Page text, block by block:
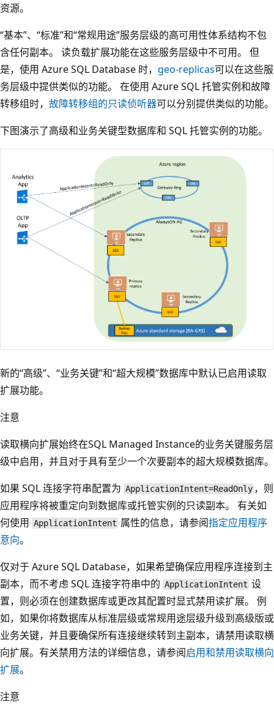
资源。
“基本”、“标准”和“常规用途”服务层级的高可用性体系结构不包
含任何副本。 读负载扩展功能在这些服务层级中不可用。 但
是，使用 Azure SQL Database 时， geo-replicas可以在这些服
务层级中提供类似的功能。 在使用 Azure SQL 托管实例和故障
转移组时， 故障转移组的只读侦听器可以分别提供类似的功能。
下图演示了高级和业务关键型数据库和 SQL 托管实例的功能。
新的“高级”、“业务关键”和“超大规模”数据库中默认已启用读取
扩展功能。
注意
读取横向扩展始终在SQL Managed Instance的业务关键服务层
级中启用，并且对于具有至少一个次要副本的超大规模数据库。
如果 SQL 连接字符串配置为 ApplicationIntent=ReadOnly ，则
应用程序将被重定向到数据库或托管实例的只读副本。 有关如
何使用 ApplicationIntent 属性的信息，请参阅指定应用程序
意向。
仅对于 Azure SQL Database，如果希望确保应用程序连接到主
副本，而不考虑 SQL 连接字符串中的 ApplicationIntent 设
置，则必须在创建数据库或更改其配置时显式禁用读扩展。 例
如，如果你将数据库从标准层级或常规用途层级升级到高级版或
业务关键，并且要确保所有连接继续转到主副本，请禁用读取横
向扩展。有关禁用方法的详细信息，请参阅启用和禁用读取横向
扩展。
注意